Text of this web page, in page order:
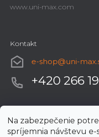
Na zabezpečenie
spríjemnia návštevu
www.uni-max.com
Kontakt
e-shop@uni-
+420 266